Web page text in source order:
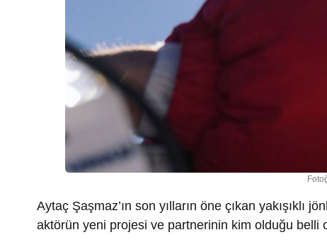
Aytaç Şaşmaz’ın son yılların öne çıkan yakışıklı
aktörün yeni projesi ve partnerinin kim olduğu belli